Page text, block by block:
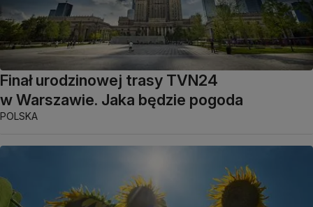
Finał urodzinowej trasy TVN24
w Warszawie. Jaka będzie pogoda
POLSKA